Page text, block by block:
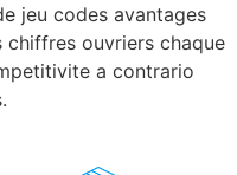
jeu codes avantages
ouvriers chaque
a contrario